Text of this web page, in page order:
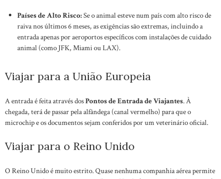
Países de Alto Risco:Se o animal esteve num país com alto risco de
raiva nos últimos 6 meses, as exigências são extremas, incluindo a
entrada apenas por aeroportos específicos com instalações de cuidado
animal (como JFK, Miami ou LAX).
Viajar para a União Europeia
A entrada é feita através dosPontos de Entrada de Viajantes. À
chegada, terá de passar pela alfândega (canal vermelho) para que o
microchip e os documentos sejam conferidos por um veterinário oficial.
Viajar para o Reino Unido
O Reino Unido é muito estrito. Quase nenhuma companhia aérea permite